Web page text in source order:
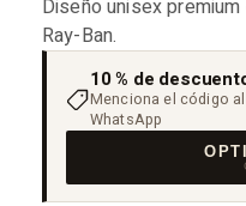
Diseño unisex
Ray-Ban.
10 % de
Menciona el código
WhatsApp